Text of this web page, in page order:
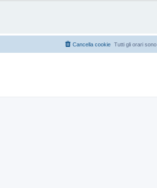
Tutti gli orari sono
Cancella cookie